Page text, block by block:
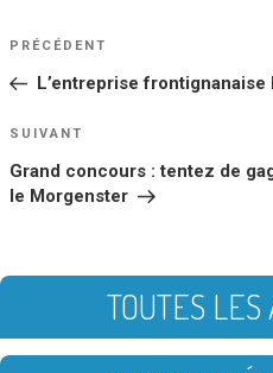
NAVIGATION
DE
Article
PRÉCÉDENT
L’entreprise frontignanaise
Article
SUIVANT
Grand concours : tentez de
le Morgenster
TOUTES